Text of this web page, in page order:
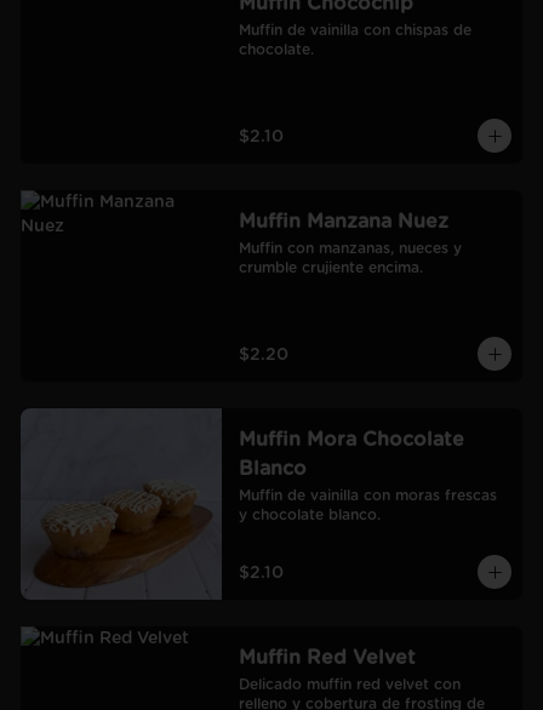
Muffin de vainilla con chispas de
chocolate.
$2.10
Muffin Manzana Nuez
Muffin con manzanas, nueces y
crumble crujiente encima.
$2.20
Muffin Mora Chocolate
Blanco
Muffin de vainilla con moras frescas
y chocolate blanco.
$2.10
Muffin Red Velvet
Delicado muffin red velvet con
relleno y cobertura de frosting de